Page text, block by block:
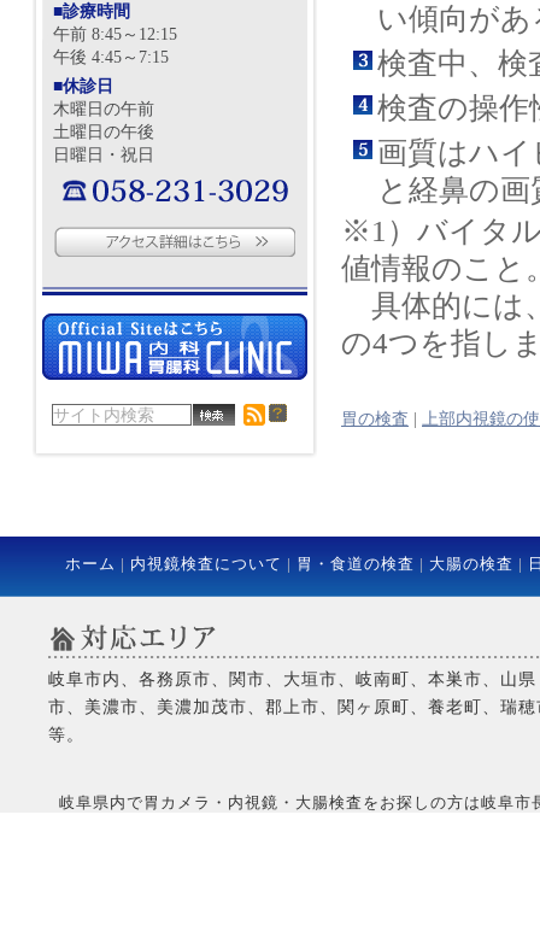
い傾向があ
検査中、
検査の操作
画質はハ
と経鼻の
※1）バイタ
値情報のこと
具体的には
の4つを指し
胃の検査 | 上部内視鏡の
■診療時間
午前 8:45～12:15
午後 4:45～7:15
■休診日
木曜日の午前
土曜日の午後
日曜日・祝日
ホーム | 内視鏡検査について | 胃・食道の検査 | 大腸の検査 |
岐阜市内、各務原市、関市、大垣市、岐南町、本巣市、山県
市、美濃市、美濃加茂市、郡上市、関ヶ原町、養老町、瑞穂
等。
岐阜県内で胃カメラ・内視鏡・大腸検査をお探しの方は岐阜